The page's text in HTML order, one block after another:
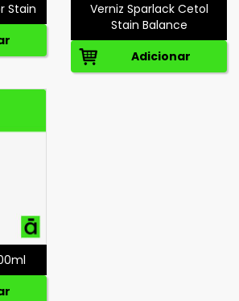
Stain
Verniz Sparlack Cetol
Stain Balance
Adicionar